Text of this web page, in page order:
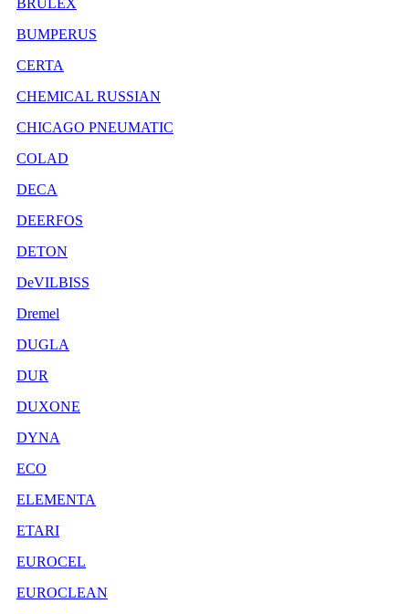
BRULEX
BUMPERUS
CERTA
CHEMICAL RUSSIAN
CHICAGO PNEUMATIC
COLAD
DECA
DEERFOS
DETON
DeVILBISS
Dremel
DUGLA
DUR
DUXONE
DYNA
ECO
ELEMENTA
ETARI
EUROCEL
EUROCLEAN